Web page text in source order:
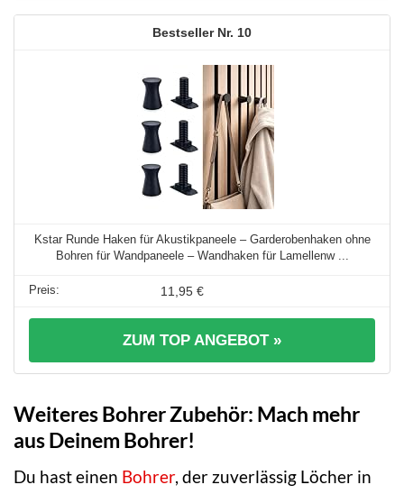
10
Kstar Runde Haken für Akustikpaneele – Garderobenhaken ohne
Bohren für Wandpaneele – Wandhaken für Lamellenw ...
11,95 €
ZUM TOP ANGEBOT »
Weiteres Bohrer Zubehör: Mach mehr
aus Deinem Bohrer!
Du hast einen Bohrer, der zuverlässig Löcher in